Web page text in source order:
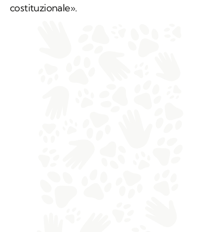
costituzionale».